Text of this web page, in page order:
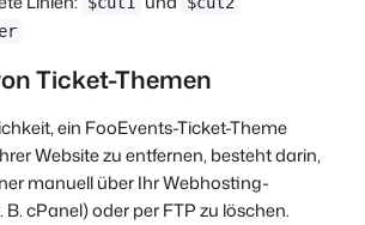
Ticket-Themen
ein FooEvents-Ticket-Theme
Website zu entfernen, besteht darin,
manuell über Ihr Webhosting-
cPanel) oder per FTP zu löschen.